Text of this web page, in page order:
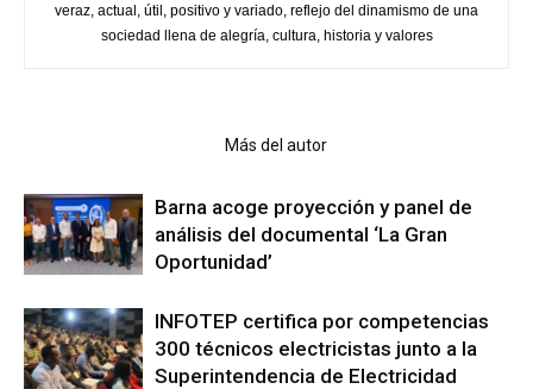
veraz, actual, útil, positivo y variado, reflejo del dinamismo de una
sociedad llena de alegría, cultura, historia y valores
Más del autor
Barna acoge proyección y panel de
análisis del documental ‘La Gran
Oportunidad’
INFOTEP certifica por competencias
300 técnicos electricistas junto a la
Superintendencia de Electricidad